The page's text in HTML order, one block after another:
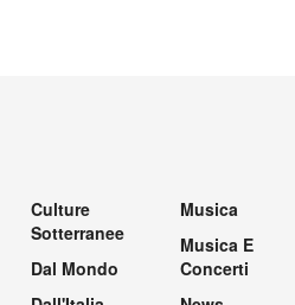
Culture
Sotterranee
Dal Mondo
Musica
Musica E
Concerti